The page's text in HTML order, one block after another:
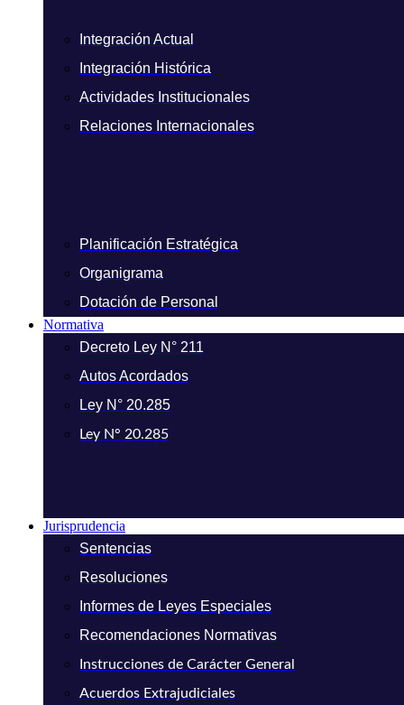
Integración Actual
Integración Histórica
Actividades Institucionales
Relaciones Internacionales
Planificación Estratégica
Organigrama
Dotación de Personal
Normativa
Decreto Ley N° 211
Autos Acordados
Ley N° 20.285
Ley N° 20.285
Jurisprudencia
Sentencias
Resoluciones
Informes de Leyes Especiales
Recomendaciones Normativas
Instrucciones de Carácter General
Acuerdos Extrajudiciales